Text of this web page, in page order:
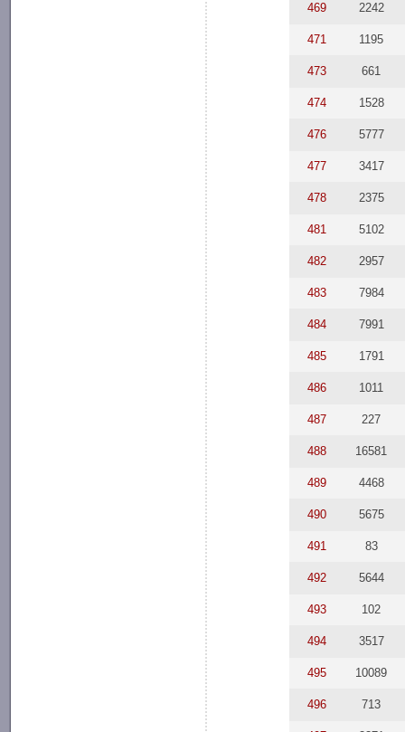
469 2242
471 1195
473 661
474 1528
476 5777
477 3417
478 2375
481 5102
482 2957
483 7984
484 7991
485 1791
486 1011
487 227
488 16581
489 4468
490 5675
491 83
492 5644
493 102
494 3517
495 10089
496 713